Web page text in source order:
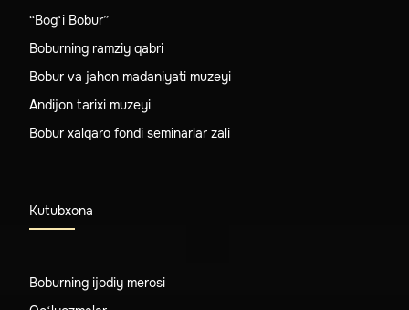
“Bog‘i Bobur”
Boburning ramziy qabri
Bobur va jahon madaniyati muzeyi
Andijon tarixi muzeyi
Bobur xalqaro fondi seminarlar zali
Kutubxona
Boburning ijodiy merosi